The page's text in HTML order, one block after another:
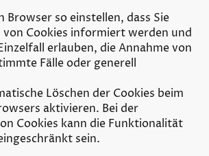
Browser so einstellen, dass Sie
von Cookies informiert werden und
erlauben, die Annahme von
Fälle oder generell
Löschen der Cookies beim
aktivieren. Bei der
Cookies kann die Funktionalität
sein.